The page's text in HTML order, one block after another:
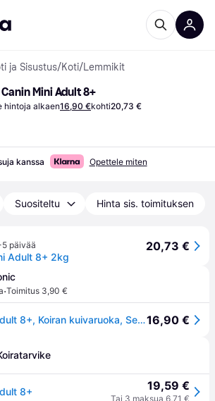
ja Sisustus/Koti/Lemmikit
Canin Mini Adult 8+
hintoja alkaen16,90 €kohti20,73 €
kanssa Opettele miten
Suositeltu Hinta sis. toimituksen
päivää
Adult 8+ 2kg
20,73 €
·Toimitus 3,90 €
Royal Canin Mini Adult 8+, Koiran kuivaruoka, Senior, 2 kg16,90 €
8+ 19,59 €
Tai 3 maksua 6,71 €